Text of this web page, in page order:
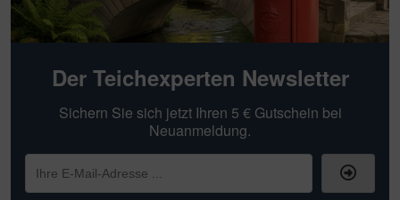
Der Teichexperten Newsletter
Sichern Sie sich jetzt Ihren 5 € Gutschein bei
Neuanmeldung.